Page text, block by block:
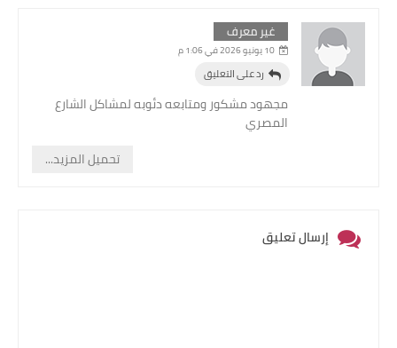
غير معرف
10 يونيو 2026 في 1:06 م
مجهود مشكور ومتابعه دئوبه لمشاكل الشارع
المصري
رد على التعليق
تحميل المزيد...
إرسال تعليق